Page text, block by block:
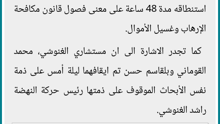
استنطاقه مدة 48 ساعة على معنى فصول قانون مكافحة
الإرهاب وغسيل الأموال.
كما تجدر الاشارة الى ان مستشاري الغنوشي، محمد
القوماني وبلقاسم حسن تم ايقافهما ليلة أمس على ذمة
نفس الأبحاث الموقوف على ذمتها رئيس حركة النهضة
راشد الغنوشي.